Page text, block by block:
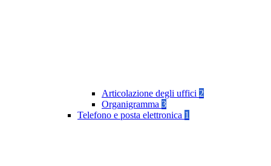
Articolazione degli uffici 2
Organigramma 3
Telefono e posta elettronica 1